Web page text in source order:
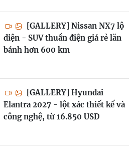
[GALLERY] Nissan NX7 lộ
diện - SUV thuần điện giá rẻ lăn
bánh hơn 600 km
[GALLERY] Hyundai
Elantra 2027 - lột xác thiết kế và
công nghệ, từ 16.850 USD